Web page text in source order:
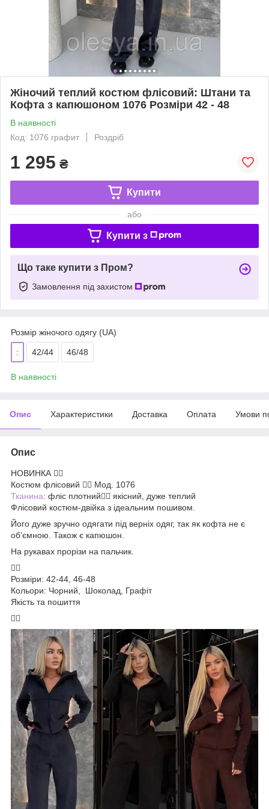
Жіночий теплий костюм флісовий: Штани та
Кофта з капюшоном 1076 Розміри 42 - 48
В наявності
Код: 1076 графит
Роздріб
1 295 ₴
Купити
або
Купити з
Що таке купити з Пром?
Замовлення під захистом
Розмір жіночого одягу (UA)
: 42/44 46/48
В наявності
Опис Характеристики Доставка Оплата Умови
Опис
НОВИНКА ❤️‍🔥
Костюм флісовий ❤️‍🔥 Мод. 1076
Тканина: фліс плотний☝🏼 якісний, дуже теплий
Флісовий костюм-двійка з ідеальним пошивом.
Його дуже зручно одягати під верніх одяг, так як кофта не є
обʼємною. Також є капюшон.
На рукавах прорізи на пальчик.
❤️‍🔥
Розміри: 42-44, 46-48
Кольори: Чорний, Шоколад, Графіт
Якість та пошиття
❤️‍🔥